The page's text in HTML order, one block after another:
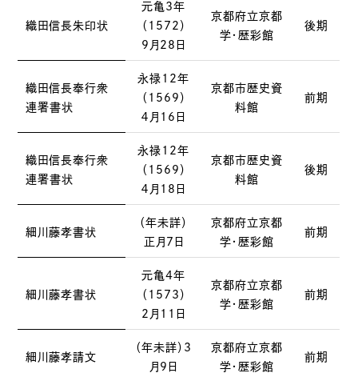
織田信長朱印状
元亀3年
（1572）
9月28日
京都府立京都
学・歴彩館
後期
織田信長奉行衆
連署書状
永禄12年
（1569）
４月16日
京都市歴史資
料館
前期
織田信長奉行衆
連署書状
永禄12年
（1569）
４月18日
京都市歴史資
料館
後期
細川藤孝書状
（年未詳）
正月7日
京都府立京都
学・歴彩館
前期
細川藤孝書状
元亀4年
（1573）
2月11日
京都府立京都
学・歴彩館
前期
細川藤孝請文
（年未詳）3
月9日
京都府立京都
学・歴彩館
前期